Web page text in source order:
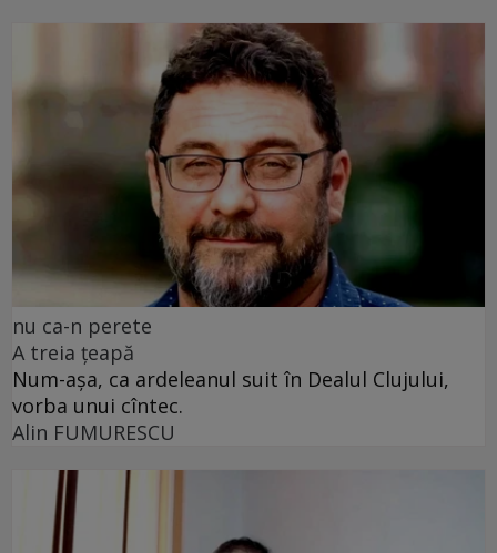
nu ca-n perete
A treia țeapă
Num-așa, ca ardeleanul suit în Dealul Clujului,
vorba unui cîntec.
Alin FUMURESCU